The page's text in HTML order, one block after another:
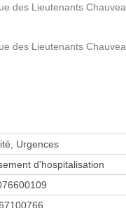
des Lieutenants
des Lieutenants
Urgences
d'hospitalisation